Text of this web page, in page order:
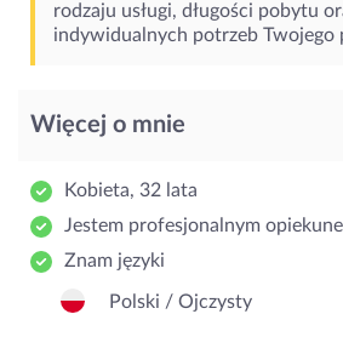
rodzaju usługi, długości pobytu
indywidualnych potrzeb Twojego
Więcej o mnie
Kobieta, 32 lata
Jestem profesjonalnym
Znam języki
Polski / Ojczysty